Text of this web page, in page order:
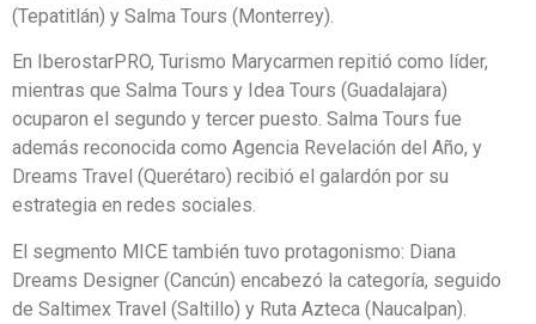
(Tepatitlán) y Salma Tours (Monterrey).
En IberostarPRO, Turismo Marycarmen repitió como líder,
mientras que Salma Tours y Idea Tours (Guadalajara)
ocuparon el segundo y tercer puesto. Salma Tours fue
además reconocida como Agencia Revelación del Año, y
Dreams Travel (Querétaro) recibió el galardón por su
estrategia en redes sociales.
El segmento MICE también tuvo protagonismo: Diana
Dreams Designer (Cancún) encabezó la categoría, seguido
de Saltimex Travel (Saltillo) y Ruta Azteca (Naucalpan).